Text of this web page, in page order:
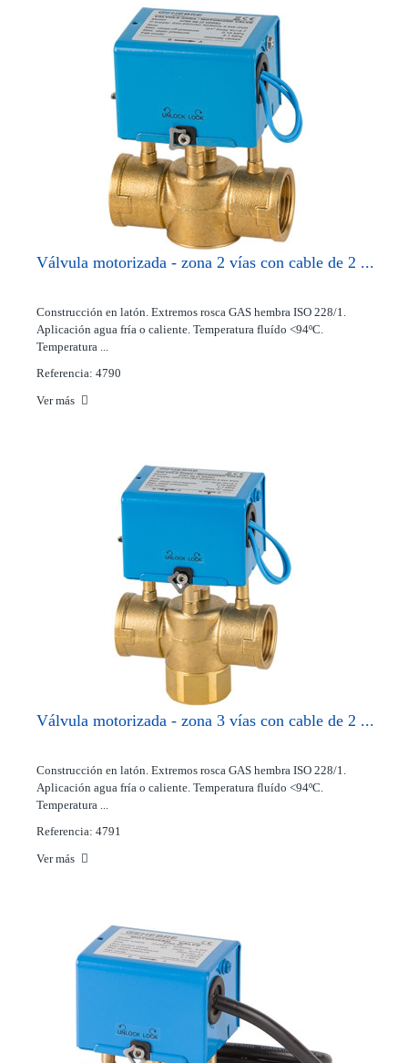
Válvula motorizada - zona 2 vías con cable de 2 ...
Construcción en latón. Extremos rosca GAS hembra ISO 228/1.
Aplicación agua fría o caliente. Temperatura fluído <94ºC.
Temperatura ...
Referencia: 4790
Ver más
Válvula motorizada - zona 3 vías con cable de 2 ...
Construcción en latón. Extremos rosca GAS hembra ISO 228/1.
Aplicación agua fría o caliente. Temperatura fluído <94ºC.
Temperatura ...
Referencia: 4791
Ver más